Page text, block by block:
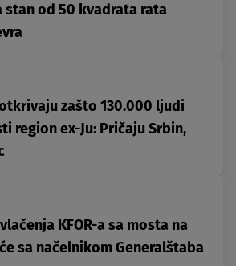
stan od 50 kvadrata rata
zašto 130.000 ljudi
region ex-Ju: Pričaju Srbin,
KFOR-a sa mosta na
sa načelnikom Generalštaba